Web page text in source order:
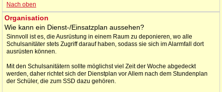
Nach oben
Organisation
Wie kann ein Dienst-/Einsatzplan aussehen?
Sinnvoll ist es, die Ausrüstung in einem Raum zu deponieren, wo alle
Schulsanitäter stets Zugriff darauf haben, sodass sie sich im Alarmfall dort
ausrüsten können.
Mit den Schulsanitätern sollte möglichst viel Zeit der Woche abgedeckt
werden, daher richtet sich der Dienstplan vor Allem nach dem Stundenplan
der Schüler, die zum SSD dazu gehören.